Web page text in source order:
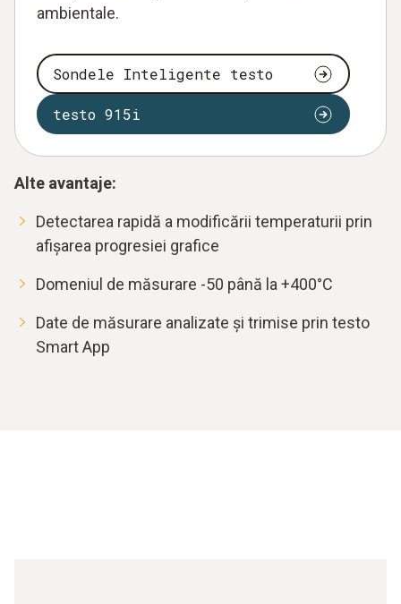
ambientale.
Sondele Inteligente testo
testo 915i
Alte avantaje:
Detectarea rapidă a modificării temperaturii prin
afișarea progresiei grafice
Domeniul de măsurare -50 până la +400°C
Date de măsurare analizate și trimise prin testo
Smart App